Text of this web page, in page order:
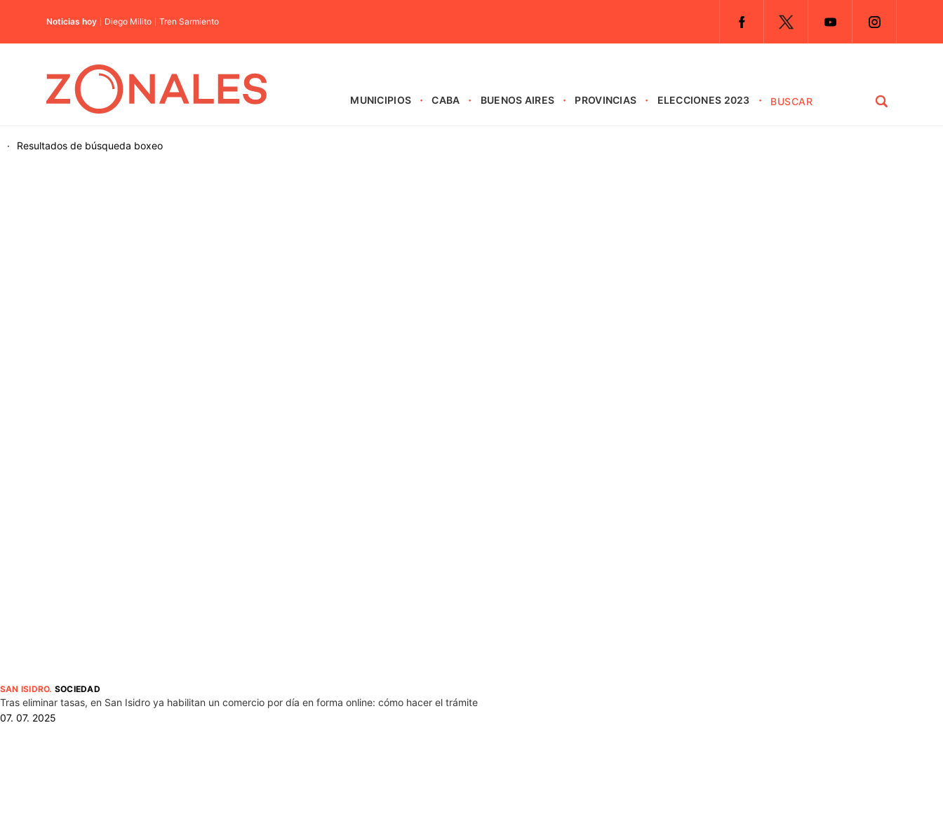
Noticias hoy Diego Milito Tren Sarmiento
MUNICIPIOS CABA BUENOS AIRES PROVINCIAS ELECCIONES 2023
Resultados de búsqueda
· boxeo
SAN ISIDRO. SOCIEDAD
Tras eliminar tasas, en San Isidro ya habilitan un comercio por día en forma online: cómo hacer el trámite
07. 07. 2025